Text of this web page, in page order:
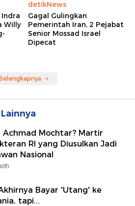
Willy
detikNews
Gagal Gulingkan
Pemerintah Iran, 2 Pejabat
Senior Mossad Israel
Dipecat
Achmad Mochtar? Martir
RI yang Diusulkan Jadi
Nasional
Bayar 'Utang' ke
tapi...